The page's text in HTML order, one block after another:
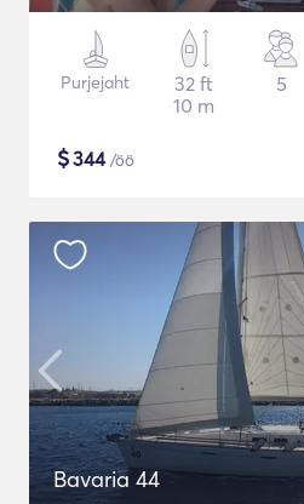
Purjejaht
32 ft
10 m
5
$344/öö
Bavaria 44